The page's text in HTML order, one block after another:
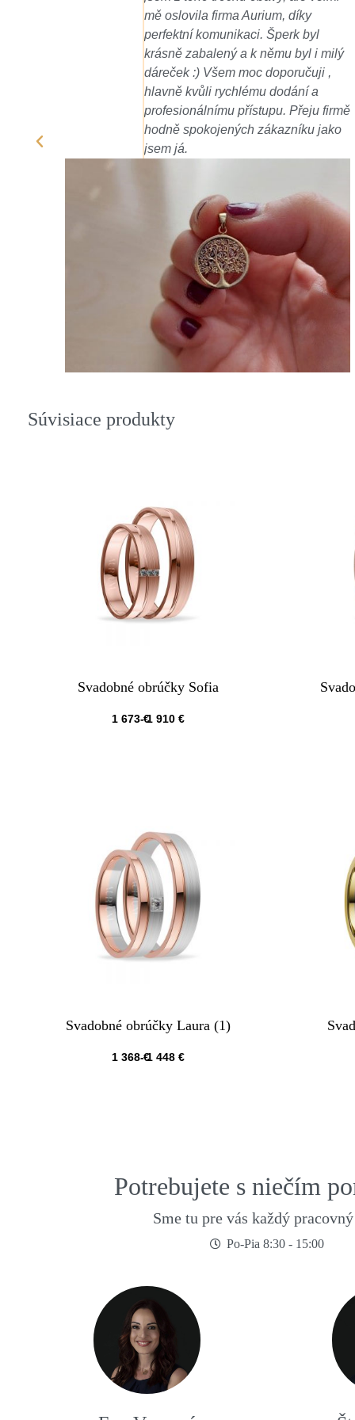
desiatimi. Ďakujeme.
Súvisiace produkty
Svadobné obrúčky Sofia
1 673€1 910 €
Svadobné obrúčky Laura (1)
1 368€1 448 €
Potrebujete s niečím
Sme tu pre vás každý
Po-Pia 8:30 - 15:00